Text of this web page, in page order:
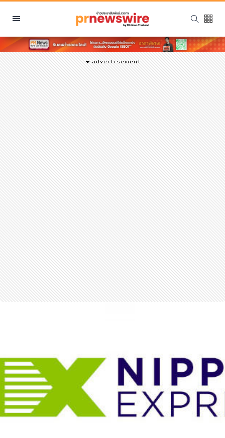
หมวดหมู่
พีอาร์ นิวส์ไวร์
สินค้า, บริการ
โปรโมชั่น
งานอีเว้นท์
รีวิว
บันเทิง
นักแสดง, นักร้อง, โมเดล
อินฟลูเอนเซอร์
ไลฟ์สไตล์
ความงาม
แฟชั่น
สุขภาพ
กีฬา
อาหาร, เครื่องดื่ม
ท่องเที่ยว
โรงแรม, ที่พัก
ไอที
โทรศัพท์มือถือ
เอไอ
การศึกษา